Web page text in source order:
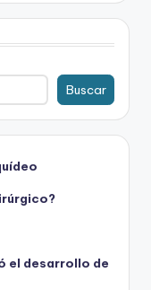
Buscar
el desarrollo de